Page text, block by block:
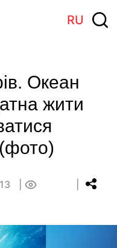
RU
Океан
жити